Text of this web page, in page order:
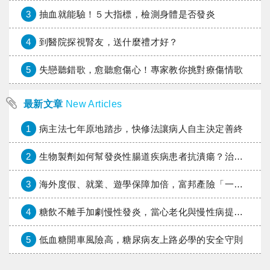
3 抽血就能驗！５大指標，檢測身體是否發炎
4 到醫院探視腎友，送什麼禮才好？
5 失戀聽錯歌，愈聽愈傷心！專家教你挑對療傷情歌
最新文章 New Articles
1 病主法七年原地踏步，快修法讓病人自主決定善終
2 生物製劑如何幫發炎性腸道疾病患者抗潰瘍？治療進展與健保給付困境一次看
3 海外度假、就業、遊學保障加倍，富邦產險「一期逐夢」專案加碼遠距醫療與緊急救援
4 糖飲不離手加劇慢性發炎，當心老化與慢性病提早報到
5 低血糖開車風險高，糖尿病友上路必學的安全守則